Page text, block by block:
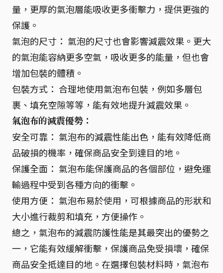
量，更厚的氣泡層能吸收更多衝擊力，提供更強的
保護。
氣泡的尺寸： 氣泡的尺寸也會影響減震效果。更大
的氣泡能容納更多空氣，吸收更多的能量，但也會
增加包裝的體積。
包裝方式： 合理地使用氣泡布包裝，例如多層包
裹、填充空隙等等，能有效地提升減震效果。
氣泡布的減震優勢：
安全可靠： 氣泡布的減震性能出色，能有效降低商
品破損的機率，確保商品安全到達目的地。
保護全面： 氣泡布能保護商品的各個部位，避免運
輸過程中受到各種方向的衝擊。
使用方便： 氣泡布易於使用，可根據商品的形狀和
大小進行裁剪和填充，方便操作。
總之，氣泡布的減震防護性能是其最突出的優勢之
一，它能有效緩解衝擊，保護商品免受損壞，確保
商品安全抵達目的地。在選擇包裝材料時，氣泡布